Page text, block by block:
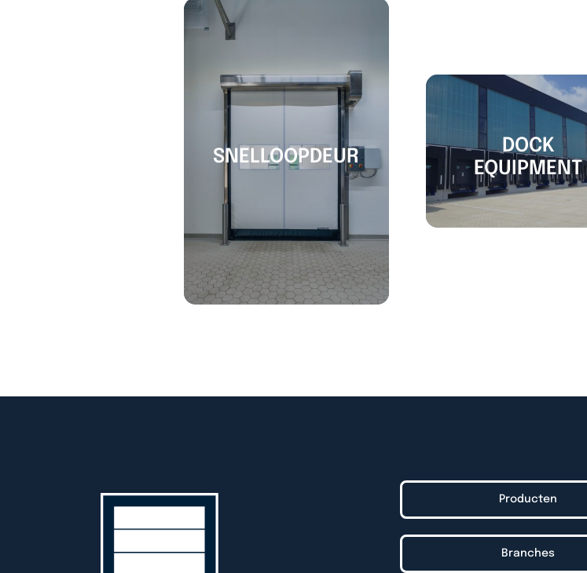
SNELLOOPDEUR
DOCK
EQUIPMENT
Producten
Branches